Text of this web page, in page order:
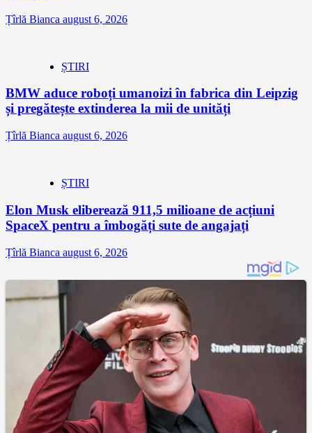
Țîrlă Bianca august 6, 2026
ȘTIRI
BMW aduce roboți umanoizi în fabrica din Leipzig
și pregătește extinderea la mii de unități
Țîrlă Bianca august 6, 2026
ȘTIRI
Elon Musk eliberează 911,5 milioane de acțiuni
SpaceX pentru a îmbogăți sute de angajați
Țîrlă Bianca august 6, 2026